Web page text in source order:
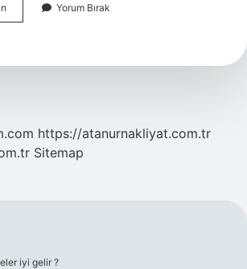
Profesyonel
Davranmak
Yorum Bırak
https://atanurnakliyat.com.tr
Sitemap
iyi gelir ?